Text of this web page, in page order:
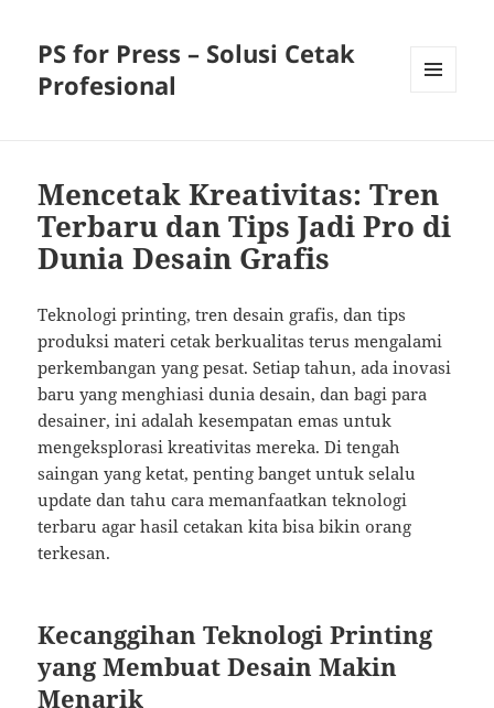
PS for Press – Solusi Cetak
Profesional
Mencetak Kreativitas: Tren
Terbaru dan Tips Jadi Pro di
Dunia Desain Grafis
Teknologi printing, tren desain grafis, dan tips
produksi materi cetak berkualitas terus mengalami
perkembangan yang pesat. Setiap tahun, ada inovasi
baru yang menghiasi dunia desain, dan bagi para
desainer, ini adalah kesempatan emas untuk
mengeksplorasi kreativitas mereka. Di tengah
saingan yang ketat, penting banget untuk selalu
update dan tahu cara memanfaatkan teknologi
terbaru agar hasil cetakan kita bisa bikin orang
terkesan.
Kecanggihan Teknologi Printing
yang Membuat Desain Makin
Menarik